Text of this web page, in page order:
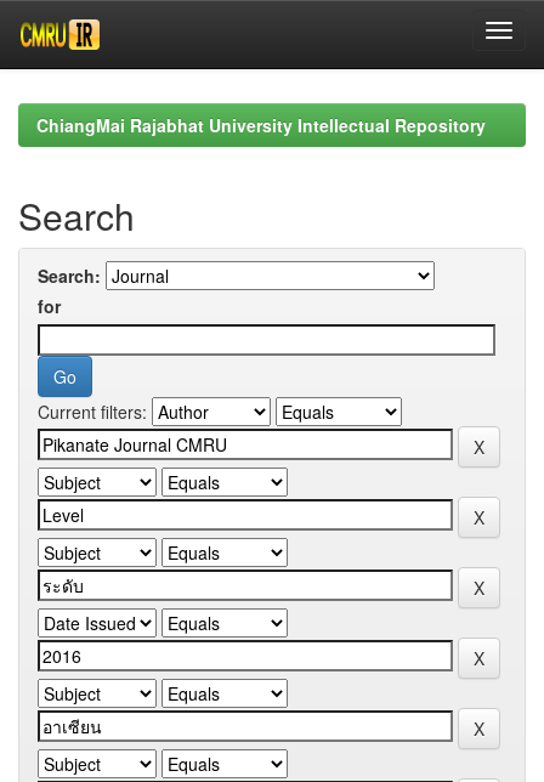
navigationChiangMai Rajabhat University Intellectual Repository
Search
Search:
for
Current filters: